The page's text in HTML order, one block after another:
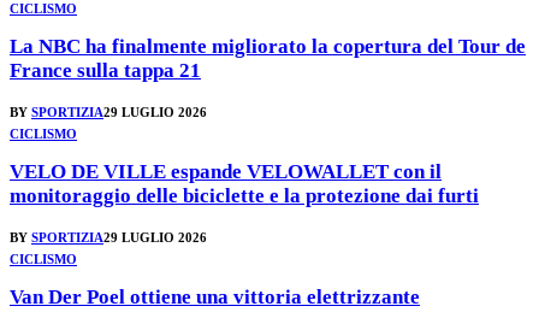
CICLISMO
La NBC ha finalmente migliorato la copertura del Tour de
France sulla tappa 21
BY SPORTIZIA29 LUGLIO 2026
CICLISMO
VELO DE VILLE espande VELOWALLET con il
monitoraggio delle biciclette e la protezione dai furti
BY SPORTIZIA29 LUGLIO 2026
CICLISMO
Van Der Poel ottiene una vittoria elettrizzante